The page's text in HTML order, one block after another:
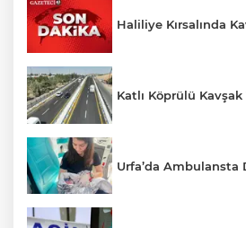
Haliliye Kırsalında
Katlı Köprülü
Urfa’da Ambulansta